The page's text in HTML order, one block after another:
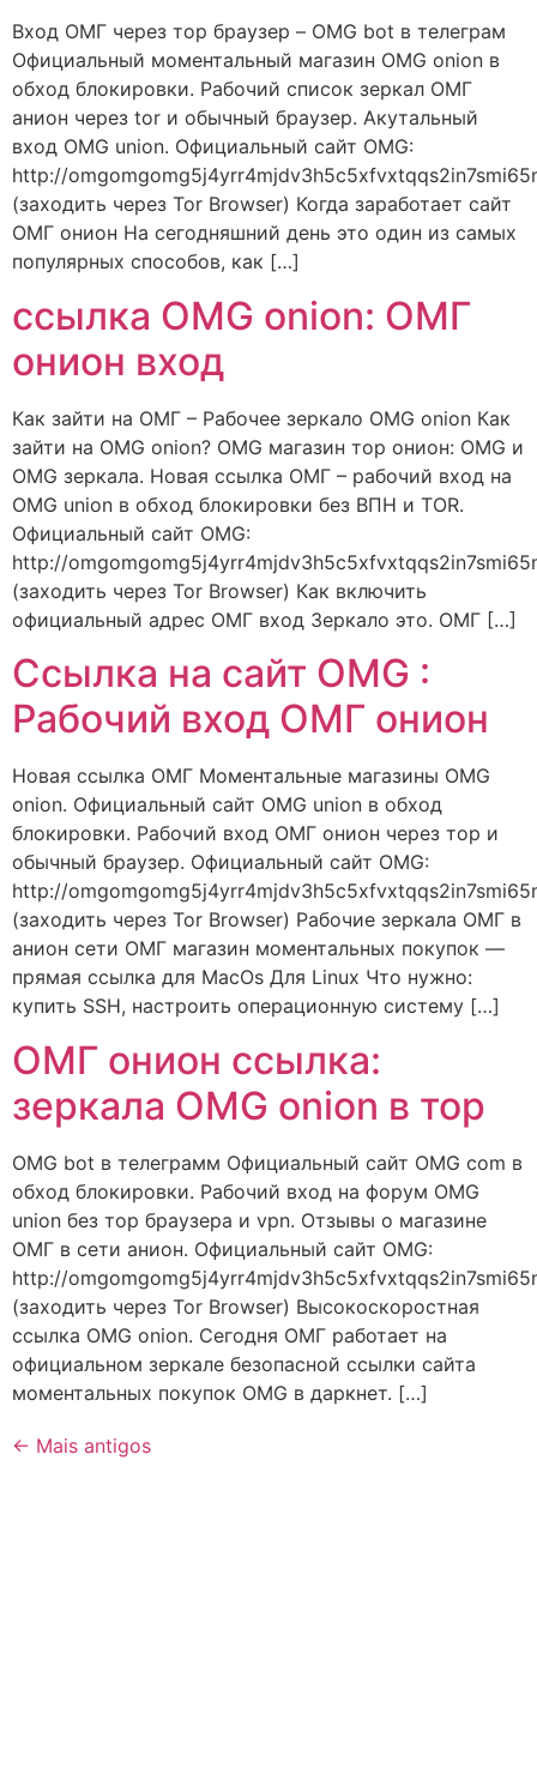
Вход ОМГ через тор браузер – OMG bot в телеграм
Официальный моментальный магазин OMG onion в
обход блокировки. Рабочий список зеркал ОМГ
анион через tor и обычный браузер. Акутальный
вход OMG union. Официальный сайт OMG:
http://
(заходить через Tor Browser) Когда заработает сайт
ОМГ онион На сегодняшний день это один из самых
популярных способов, как […]
ссылка OMG onion: ОМГ
онион вход
Как зайти на ОМГ – Рабочее зеркало OMG onion Как
зайти на OMG onion? OMG магазин тор онион: OMG и
OMG зеркала. Новая ссылка ОМГ – рабочий вход на
OMG union в обход блокировки без ВПН и TOR.
Официальный сайт OMG:
http://
(заходить через Tor Browser) Как включить
официальный адрес ОМГ вход Зеркало это. ОМГ […]
Ссылка на сайт OMG :
Рабочий вход ОМГ онион
Новая ссылка ОМГ Моментальные магазины OMG
onion. Официальный сайт OMG union в обход
блокировки. Рабочий вход ОМГ онион через тор и
обычный браузер. Официальный сайт OMG:
http://
(заходить через Tor Browser) Рабочие зеркала ОМГ в
анион сети ОМГ магазин моментальных покупок —
прямая ссылка для MacOs Для Linux Что нужно:
купить SSH, настроить операционную систему […]
ОМГ онион ссылка:
зеркала OMG onion в тор
OMG bot в телеграмм Официальный сайт OMG com в
обход блокировки. Рабочий вход на форум OMG
union без тор браузера и vpn. Отзывы о магазине
ОМГ в сети анион. Официальный сайт OMG:
http://
(заходить через Tor Browser) Высокоскоростная
ссылка OMG onion. Сегодня ОМГ работает на
официальном зеркале безопасной ссылки сайта
моментальных покупок OMG в даркнет. […]
← Mais antigos